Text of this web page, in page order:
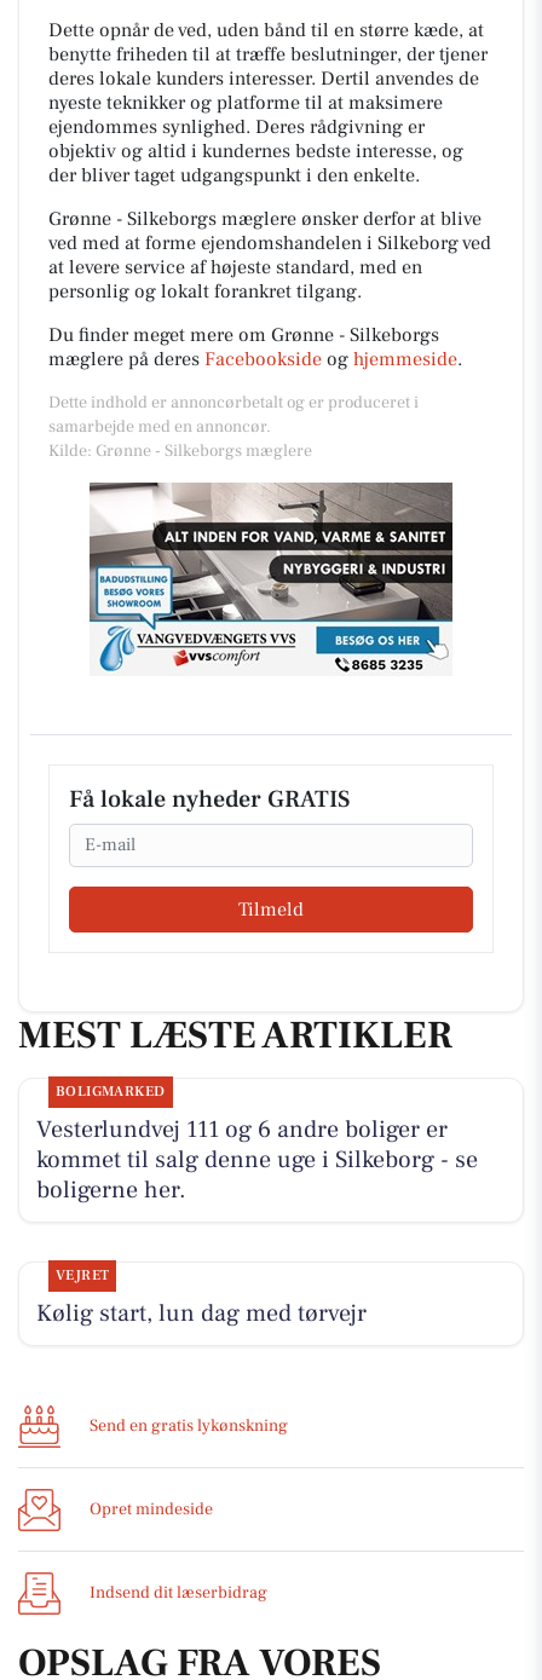
Dette opnår de ved, uden bånd til en større kæde, at
benytte friheden til at træffe beslutninger, der tjener
deres lokale kunders interesser. Dertil anvendes de
nyeste teknikker og platforme til at maksimere
ejendommes synlighed. Deres rådgivning er
objektiv og altid i kundernes bedste interesse, og
der bliver taget udgangspunkt i den enkelte.
Grønne - Silkeborgs mæglere ønsker derfor at blive
ved med at forme ejendomshandelen i Silkeborg ved
at levere service af højeste standard, med en
personlig og lokalt forankret tilgang.
Du finder meget mere om Grønne - Silkeborgs
mæglere på deres Facebookside og hjemmeside.
Dette indhold er annoncørbetalt og er produceret i
samarbejde med en annoncør.
Kilde: Grønne - Silkeborgs mæglere
Få lokale nyheder GRATIS
Email
Tilmeld
MEST LÆSTE ARTIKLER
BOLIGMARKED
Vesterlundvej 111 og 6 andre boliger er
kommet til salg denne uge i Silkeborg - se
boligerne her.
VEJRET
Kølig start, lun dag med tørvejr
Send en gratis lykønskning
Opret mindeside
Indsend dit læserbidrag
OPSLAG FRA VORES